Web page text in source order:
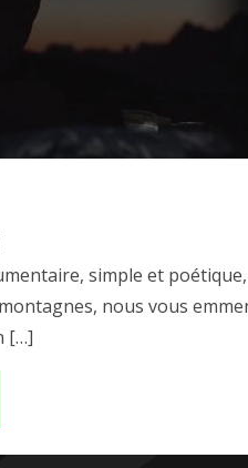
simple et
nous vous
[…]